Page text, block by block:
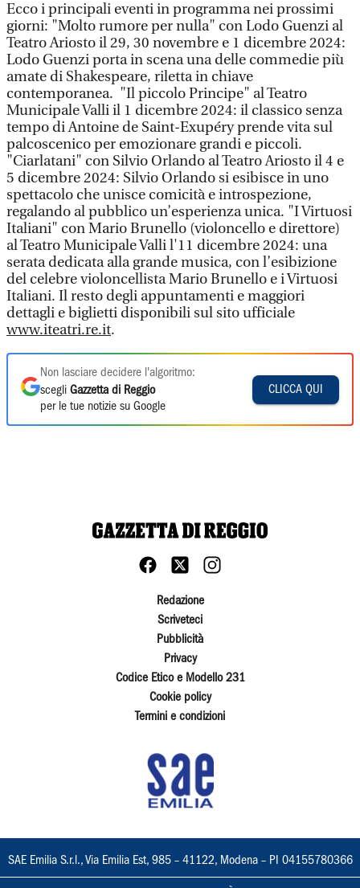
Ecco i principali eventi in programma nei prossimi
giorni: "Molto rumore per nulla" con Lodo Guenzi al
Teatro Ariosto il 29, 30 novembre e 1 dicembre 2024:
Lodo Guenzi porta in scena una delle commedie più
amate di Shakespeare, riletta in chiave
contemporanea. "Il piccolo Principe" al Teatro
Municipale Valli il 1 dicembre 2024: il classico senza
tempo di Antoine de Saint-Exupéry prende vita sul
palcoscenico per emozionare grandi e piccoli.
"Ciarlatani" con Silvio Orlando al Teatro Ariosto il 4 e
5 dicembre 2024: Silvio Orlando si esibisce in uno
spettacolo che unisce comicità e introspezione,
regalando al pubblico un’esperienza unica. "I Virtuosi
Italiani" con Mario Brunello (violoncello e direttore)
al Teatro Municipale Valli l'11 dicembre 2024: una
serata dedicata alla grande musica, con l’esibizione
del celebre violoncellista Mario Brunello e i Virtuosi
Italiani. Il resto degli appuntamenti e maggiori
dettagli e biglietti disponibili sul sito ufficiale
www.iteatri.re.it.
Non lasciare decidere l'algoritmo:
scegli Gazzetta di Reggio
per le tue notizie su Google
CLICCA QUI
Redazione
Scriveteci
Pubblicità
Privacy
Codice Etico e Modello 231
Cookie policy
Termini e condizioni
SAE Emilia S.r.l., Via Emilia Est, 985 – 41122, Modena – PI 04155780366